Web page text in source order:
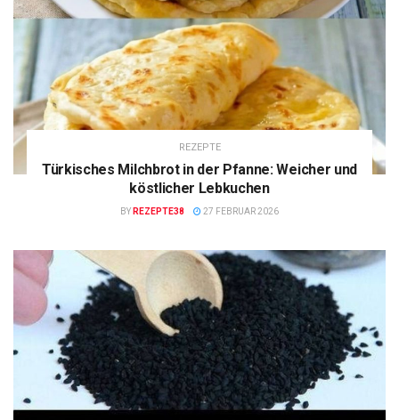
REZEPTE
Türkisches Milchbrot in der Pfanne: Weicher und
köstlicher Lebkuchen
BY REZEPTE38 27 FEBRUAR 2026